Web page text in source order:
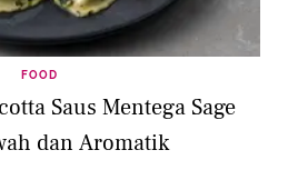
FOOD
Saus Mentega Sage
dan Aromatik